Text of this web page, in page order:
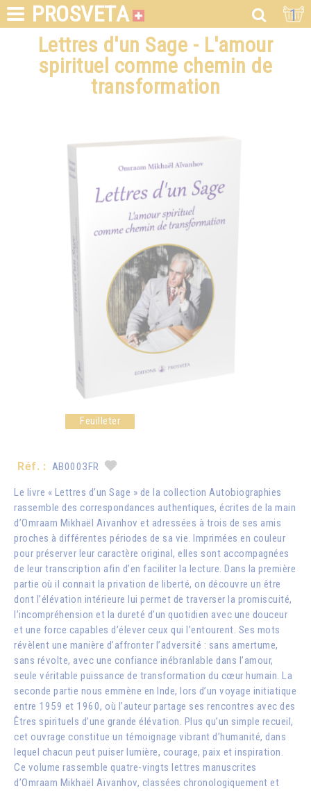
PROSVETA 1
Lettres d'un Sage - L'amour
spirituel comme chemin de
transformation
Feuilleter
Réf. : AB0003FR
Le livre « Lettres d’un Sage » de la collection Autobiographies
rassemble des correspondances authentiques, écrites de la main
d’Omraam Mikhaël Aïvanhov et adressées à trois de ses amis
proches à différentes périodes de sa vie. Imprimées en couleur
pour préserver leur caractère original, elles sont accompagnées
de leur transcription afin d’en faciliter la lecture. Dans la première
partie où il connait la privation de liberté, on découvre un être
dont l’élévation intérieure lui permet de traverser la promiscuité,
l’incompréhension et la dureté d’un quotidien avec une douceur
et une force capables d’élever ceux qui l’entourent. Ses mots
révèlent une manière d’affronter l’adversité : sans amertume,
sans révolte, avec une confiance inébranlable dans l’amour,
seule véritable puissance de transformation du cœur humain. La
seconde partie nous emmène en Inde, lors d’un voyage initiatique
entre 1959 et 1960, où l’auteur partage ses rencontres avec des
Êtres spirituels d’une grande élévation. Plus qu’un simple recueil,
cet ouvrage constitue un témoignage vibrant d’humanité, dans
lequel chacun peut puiser lumière, courage, paix et inspiration.
Ce volume rassemble quatre-vingts lettres manuscrites
d’Omraam Mikhaël Aïvanhov, classées chronologiquement et